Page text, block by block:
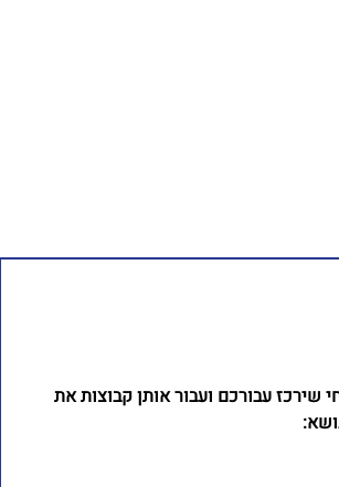
עבורכם ועבור אותן קבוצות את